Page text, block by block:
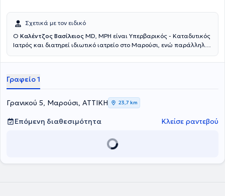
Σχετικά με τον ειδικό
Ο Καλέντζος Βασίλειος MD, MPH είναι Υπερβαρικός - Καταδυτικός
Ιατρός και διατηρεί ιδιωτικό ιατρείο στο Μαρούσι, ενώ παράλληλα
Ιατρικής του Ναυτικού Νοσοκομείου Αθηνών. Εισήλθε στη
Ιατρική Σχολή του Αριστοτελείου Πανεπιστημίου Θεσσαλονίκης,
ανήκοντας στις τάξεις του Πολεμικού Ναυτικού. Απέκτησε την
ειδικότητά του κατόπιν κυκλικής εκπαίδευσης στο Ναυτικό
Νοσοκομείο Αθηνών και στο Wolfson Hyperbaric Medicine Unit -
Ninewells Hospital της Μεγάλης Βρετανίας. Διαθέτει μεταπτυχιακό
τίτλο σπουδών (MPH) στη Δημόσια Υγεία από το University of
Είναι οργανωτής του Σεμιναρίου Καταδυτικής & Υπερβαρικής
Γραφείο 1
Γρανικού 5, Μαρούσι, ΑΤΤΙΚΗ 23,7 km
Επόμενη διαθεσιμότητα Κλείσε ραντεβού